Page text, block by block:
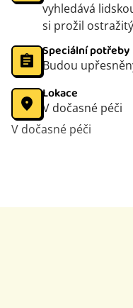
vyhledává
si prožil
Speciální potřeby
Budou
Lokace
V dočasné péči
V dočasné péči